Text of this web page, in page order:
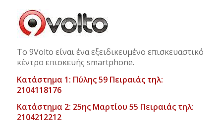
Το 9Volto είναι ένα εξειδικευμένο επισκευαστικό
κέντρο επισκευής smartphone.
Κατάστημα 1: Πύλης 59 Πειραιάς τηλ:
2104118176
Κατάστημα 2: 25ης Μαρτίου 55 Πειραιάς τηλ:
2104212212